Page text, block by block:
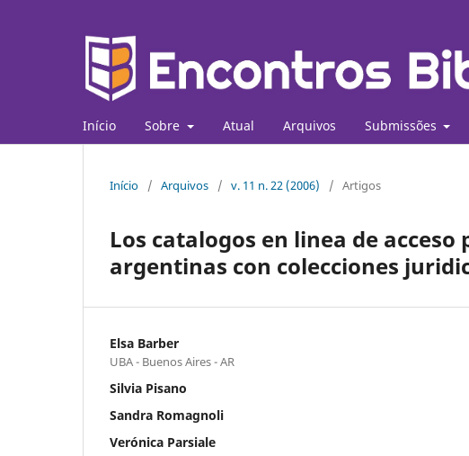
Início Sobre Atual Arquivos Submissões
Início / Arquivos / v. 11 n. 22 (2006) / Artigos
Los catalogos en linea de
argentinas con colecciones
Elsa Barber
UBA - Buenos Aires - AR
Silvia Pisano
Sandra Romagnoli
Verónica Parsiale